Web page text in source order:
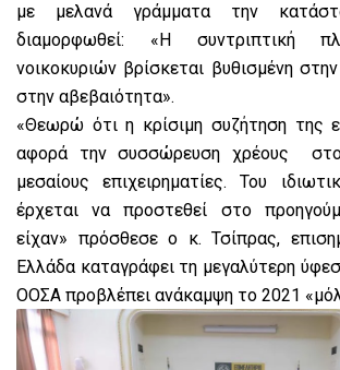
με μελανά γράμματα την
διαμορφωθεί: «Η συντριπτική
νοικοκυριών βρίσκεται βυθισμένη
στην αβεβαιότητα».
«Θεωρώ ότι η κρίσιμη συζήτηση της
αφορά την συσσώρευση χρέους
μεσαίους επιχειρηματίες. Του
έρχεται να προστεθεί στο
είχαν» πρόσθεσε ο κ. Τσίπρας,
Ελλάδα καταγράφει τη μεγαλύτερη
ΟΟΣΑ προβλέπει ανάκαμψη το 2021